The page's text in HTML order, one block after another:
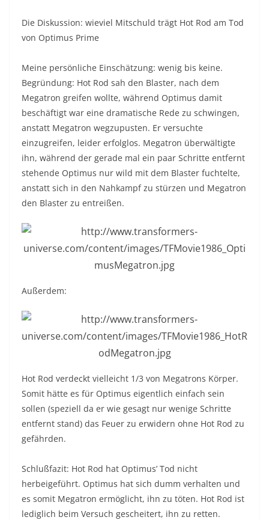
Die Diskussion: wieviel Mitschuld trägt Hot Rod am Tod
von Optimus Prime
Meine persönliche Einschätzung: wenig bis keine.
Begründung: Hot Rod sah den Blaster, nach dem
Megatron greifen wollte, während Optimus damit
beschäftigt war eine dramatische Rede zu schwingen,
anstatt Megatron wegzupusten. Er versuchte
einzugreifen, leider erfolglos. Megatron überwältigte
ihn, während der gerade mal ein paar Schritte entfernt
stehende Optimus nur wild mit dem Blaster fuchtelte,
anstatt sich in den Nahkampf zu stürzen und Megatron
den Blaster zu entreißen.
Außerdem:
Hot Rod verdeckt vielleicht 1/3 von Megatrons Körper.
Somit hätte es für Optimus eigentlich einfach sein
sollen (speziell da er wie gesagt nur wenige Schritte
entfernt stand) das Feuer zu erwidern ohne Hot Rod zu
gefährden.
Schlußfazit: Hot Rod hat Optimus’ Tod nicht
herbeigeführt. Optimus hat sich dumm verhalten und
es somit Megatron ermöglicht, ihn zu töten. Hot Rod ist
lediglich beim Versuch gescheitert, ihn zu retten.